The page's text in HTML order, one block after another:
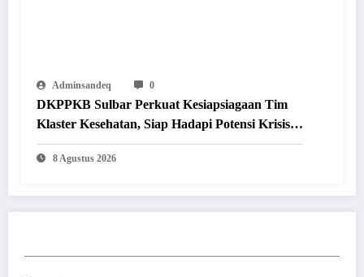
Adminsandeq 0
DKPPKB Sulbar Perkuat Kesiapsiagaan Tim
Klaster Kesehatan, Siap Hadapi Potensi Krisis
Secara Cepat dan Tepat
8 Agustus 2026